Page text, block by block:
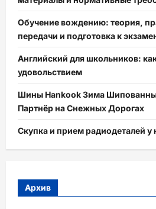
Обучение вождению: теория,
передачи и подготовка к
Английский для школьников:
удовольствием
Шины Hankook Зима
Партнёр на Снежных Дорогах
Скупка и прием радиодеталей у
Архив